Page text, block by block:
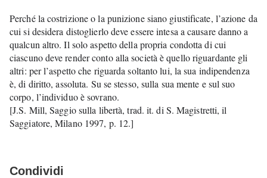
Perché la costrizione o la punizione siano giustificate, l’azione da
cui si desidera distoglierlo deve essere intesa a causare danno a
qualcun altro. Il solo aspetto della propria condotta di cui
ciascuno deve render conto alla società è quello riguardante gli
altri: per l’aspetto che riguarda soltanto lui, la sua indipendenza
è, di diritto, assoluta. Su se stesso, sulla sua mente e sul suo
corpo, l’individuo è sovrano.
[J.S. Mill, Saggio sulla libertà, trad. it. di S. Magistretti, il
Saggiatore, Milano 1997, p. 12.]
Condividi